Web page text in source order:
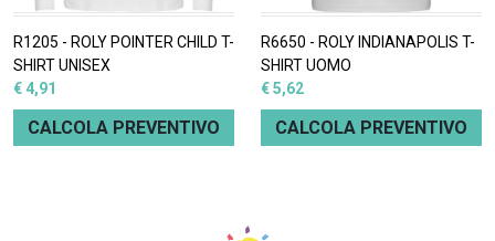
R1205 - ROLY POINTER CHILD T-
SHIRT UNISEX
€ 4,91
CALCOLA PREVENTIVO
R6650 - ROLY INDIANAPOLIS T-
SHIRT UOMO
€ 5,62
CALCOLA PREVENTIVO